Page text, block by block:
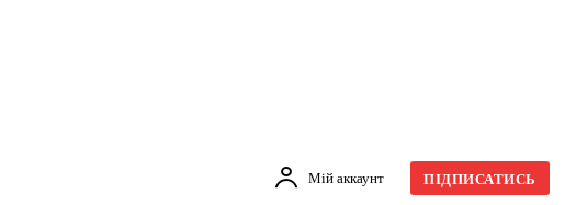
Мій аккаунт ПІДПИСАТИСЬ